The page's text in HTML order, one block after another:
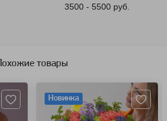
3500 - 5500 руб.
Похожие товары
Новинка